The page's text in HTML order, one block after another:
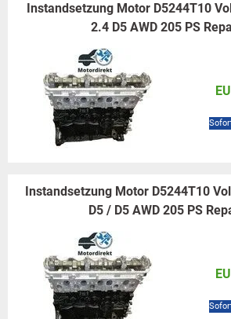
Instandsetzung Motor D5244T10
2.4 D5 AWD 205 PS
Instandsetzung Motor D5244T10
D5 / D5 AWD 205 PS